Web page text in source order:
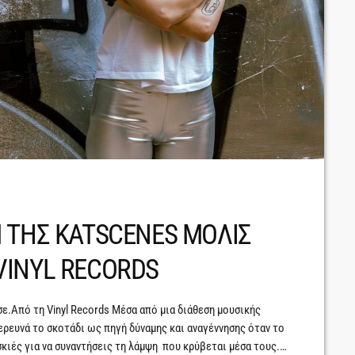
KATSCENES ΜΟΛΙΣ
RECORDS
τη Vinyl Records Mέσα από μια διάθεση μουσικής
το σκοτάδι ως πηγή δύναμης και αναγέννησης όταν το
για να συναντήσεις τη λάμψη που κρύβεται μέσα τους.